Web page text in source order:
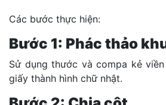
Các bước thực hiện:
Bước 1: Phác thảo
Sử dụng thước và compa kẻ
giấy thành hình chữ nhật.